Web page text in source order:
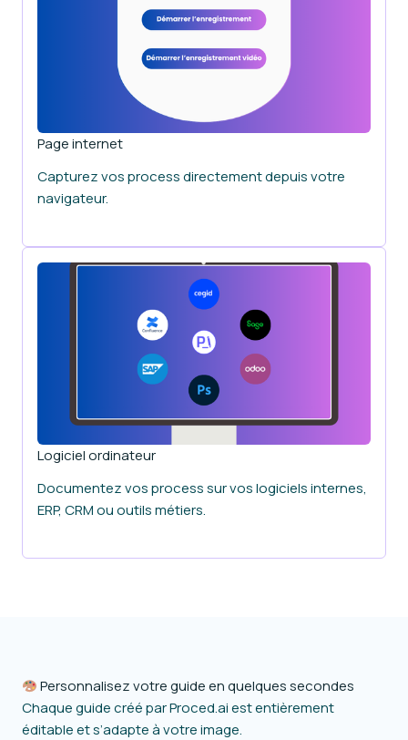
Page internet
Capturez vos process directement depuis votre
navigateur.
Logiciel ordinateur
Documentez vos process sur vos logiciels internes,
ERP, CRM ou outils métiers.
Personnalisez votre guide en quelques secondes
Chaque guide créé par Proced.ai est entièrement
éditable et s’adapte à votre image.